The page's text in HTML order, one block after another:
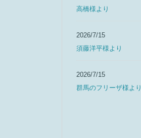
高橋様より
2026/7/15
須藤洋平様より
2026/7/15
群馬のフリーザ様より